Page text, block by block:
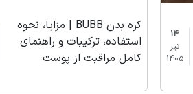
14
تیر
1405
کره بدن BUBB | مزایا، نحوه
استفاده، ترکیبات و راهنمای
کامل مراقبت از پوست